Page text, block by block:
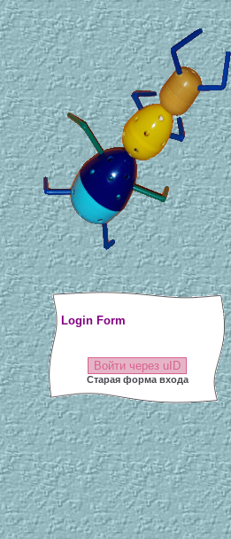
Login Form
Войти через uID
Старая форма входа